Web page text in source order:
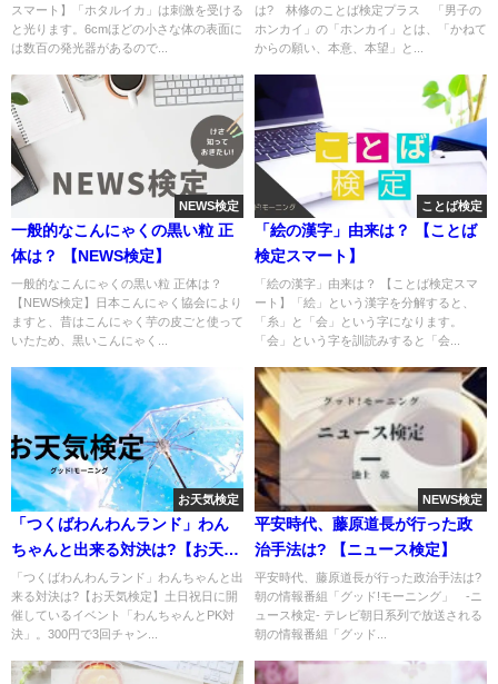
スマート】「ホタルイカ」は刺激を受ける
と光ります。6cmほどの小さな体の表面に
は数百の発光器があるので...
は? 林修のことば検定プラス 「男子の
ホンカイ」の「ホンカイ」とは、「かねて
からの願い、本意、本望」と...
NEWS検定
一般的なこんにゃくの黒い粒 正
体は？ 【NEWS検定】
一般的なこんにゃくの黒い粒 正体は？
【NEWS検定】日本こんにゃく協会により
ますと、昔はこんにゃく芋の皮ごと使って
いたため、黒いこんにゃく...
ことば検定
「絵の漢字」由来は？ 【ことば
検定スマート】
「絵の漢字」由来は？ 【ことば検定スマ
ート】「絵」という漢字を分解すると、
「糸」と「会」という字になります。
「会」という字を訓読みすると「会...
お天気検定
「つくばわんわんランド」わん
ちゃんと出来る対決は?【お天気
検定】
「つくばわんわんランド」わんちゃんと出
来る対決は?【お天気検定】土日祝日に開
催しているイベント「わんちゃんとPK対
決」。300円で3回チャン...
NEWS検定
平安時代、藤原道長が行った政
治手法は? 【ニュース検定】
平安時代、藤原道長が行った政治手法は?
朝の情報番組「グッド!モーニング」 -ニ
ュース検定- テレビ朝日系列で放送される
朝の情報番組「グッド...